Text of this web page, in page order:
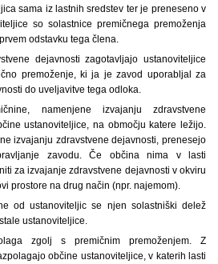
sama iz lastnih sredstev ter je preneseno v
so solastnice premičnega premoženja
odstavku tega člena.
dejavnosti zagotavljajo ustanoviteljice
premoženje, ki ja je zavod uporabljal za
do uveljavitve tega odloka.
namenjene izvajanju zdravstvene
ustanoviteljice, na območju katere ležijo.
izvajanju zdravstvene dejavnosti, prenesejo
zavodu. Če občina nima v lasti
za izvajanje zdravstvene dejavnosti v okviru
prostore na drug način (npr. najemom).
od ustanoviteljic se njen solastniški delež
ustanoviteljice.
zgolj s premičnim premoženjem. Z
občine ustanoviteljice, v katerih lasti